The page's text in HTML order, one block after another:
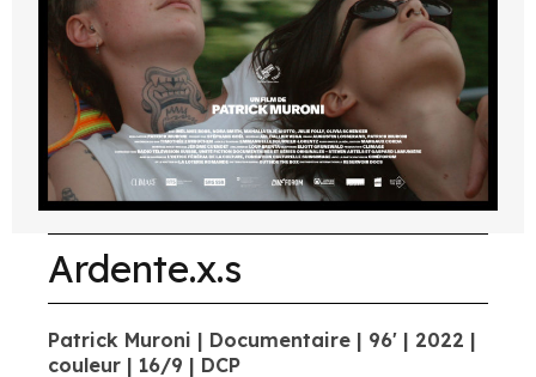
Ardente.x.s
Patrick Muroni | Documentaire | 96' | 2022 |
couleur | 16/9 | DCP